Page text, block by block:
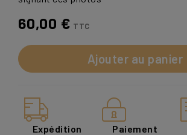
60,00 € TTC
Ajouter au panier
Expédition Paiement